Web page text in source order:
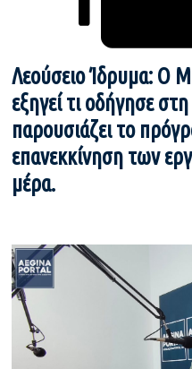
Λεούσειο Ίδρυμα: Ο
εξηγεί τι οδήγησε
παρουσιάζει το
επανεκκίνηση των
μέρα.